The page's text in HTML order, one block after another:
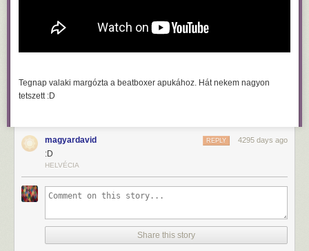
Mindenesetre, szerintem gyereket vállalni hatalmas kaland és nehézség
és öröm, és igenis teremtsünk olyan világot, ahol inkább öröm és
Tegnap valaki margózta a beatboxer apukához. Hát nekem nagyon
tetszett :D
magyardavid 4295 days ago
REPLY
:D
HELVÉCIA
Share this story